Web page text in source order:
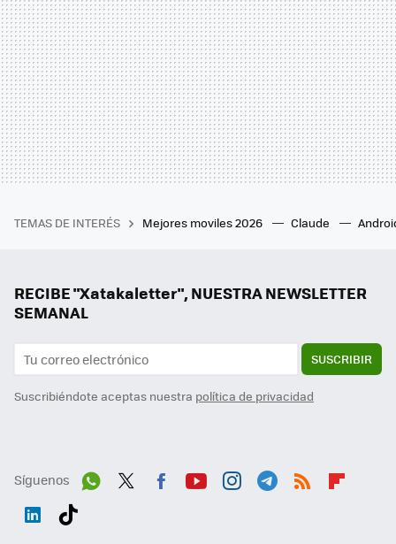
TEMAS DE INTERÉS Mejores moviles 2026 Claude
RECIBE "Xatakaletter", NUESTRA NEWSLETTER
SEMANAL
SUSCRIBIR
Suscribiéndote aceptas nuestra política de privacidad
Síguenos